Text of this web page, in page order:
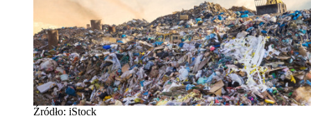
Źródło: iStock